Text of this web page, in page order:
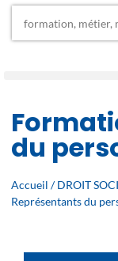
du
Accueil /DROIT
Représentants du